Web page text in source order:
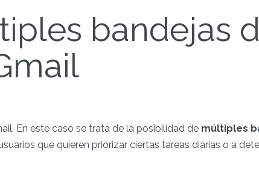
bandejas
En este caso se trata de la posibilidad de múltiples
que quieren priorizar ciertas tareas diarias o a